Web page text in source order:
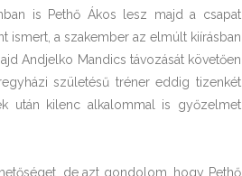
is Pethő Ákos lesz majd a csapat
ismert, a szakember az elmúlt kiírásban
Andjelko Mandics távozását követően
születésű tréner eddig tizenkét
után kilenc alkalommal is győzelmet
de azt gondolom, hogy Pethő